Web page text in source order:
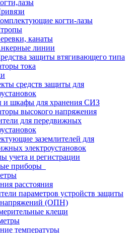
когти-лазы
канаты
линии
защиты втягивающего типа
тока
средств защиты для
и шкафы для хранения СИЗ
высокого напряжения
для передвижных
заземлителей для
электроустановок
учета и регистрации
приборы
расстояния
параметров устройств защиты
(ОПН)
клещи
температуры